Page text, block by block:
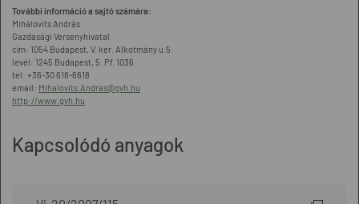
További információ a sajtó számára:
Mihálovits András
Gazdasági Versenyhivatal
cím: 1054 Budapest, V. ker. Alkotmány u.5.
levél: 1245 Budapest, 5. Pf. 1036
tel: +36-30 618-6618
email: Mihalovits.Andras@gvh.hu
http://www.gvh.hu
Kapcsolódó anyagok